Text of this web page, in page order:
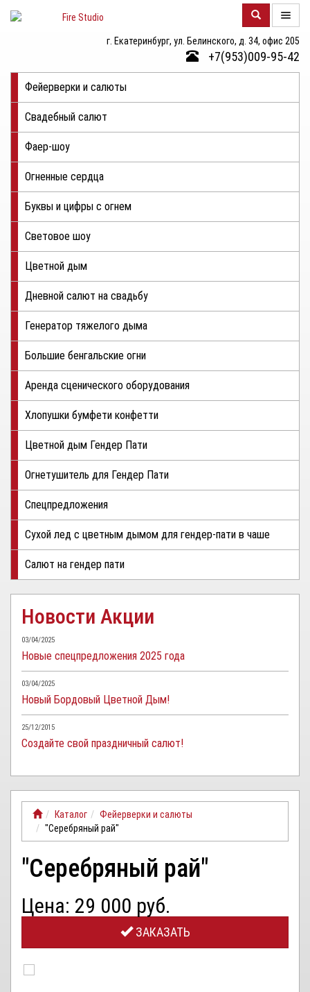
г. Екатеринбург, ул. Белинского, д. 34, офис 205
+7(953)009-95-42
КАТАЛОГ
ФОТОГАЛЕРЕЯ
КОНТАКТЫ
ЦЕНЫ
ОТЗЫВЫ
Фейерверки и салюты
Свадебный салют
Фаер-шоу
Огненные сердца
Буквы и цифры с огнем
Световое шоу
Цветной дым
Дневной салют на свадьбу
Генератор тяжелого дыма
Большие бенгальские огни
Аренда сценического оборудования
Хлопушки бумфети конфетти
Цветной дым Гендер Пати
Огнетушитель для Гендер Пати
Спецпредложения
Сухой лед с цветным дымом для гендер-пати в чаше
Салют на гендер пати
Новости Акции
03/04/2025
Новые спецпредложения 2025 года
03/04/2025
Новый Бордовый Цветной Дым!
25/12/2015
Создайте свой праздничный салют!
Каталог
Фейерверки и салюты
"Серебряный рай"
"Серебряный рай"
Цена: 29 000 руб.
ЗАКАЗАТЬ